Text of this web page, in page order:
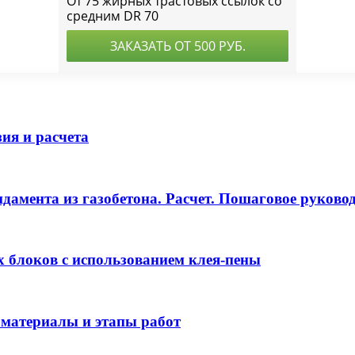
и расчета
из газобетона. Расчет. Пошаговое
с использованием клея-пены
и этапы работ